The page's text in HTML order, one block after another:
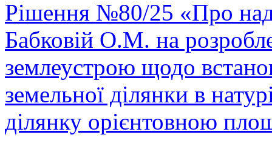
Рішення №80/25 «Про
Бабковій О.М. на
землеустрою щодо
земельної ділянки в
ділянку орієнтовною